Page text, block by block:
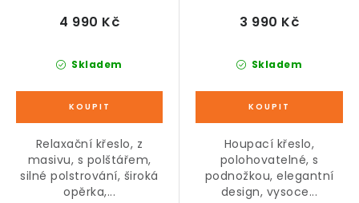
Skladem
4 990 Kč
Relaxační křeslo, z
masivu, s polštářem,
silné polstrování, široká
opěrka,...
Skladem
3 990 Kč
Houpací křeslo,
polohovatelné, s
podnožkou, elegantní
design, vysoce...